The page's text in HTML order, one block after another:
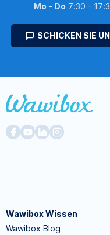
Mo - Do 7:30 -
SCHICKEN SIE
Wawibox Wissen
Wawibox Blog